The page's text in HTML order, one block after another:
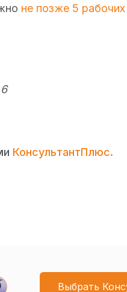
не позже 5
КонсультантПлюс.
Выбрать